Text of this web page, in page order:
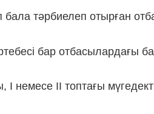
бала тәрбиелеп отырған
бар отбасылардағы
І немесе ІІ топтағы